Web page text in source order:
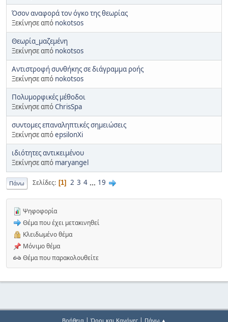
Όσον αναφορά τον όγκο της θεωρίας
Ξεκίνησε από nokotsos
Θεωρία_μαζεμένη
Ξεκίνησε από nokotsos
Αντιστροφή συνθήκης σε διάγραμμα ροής
Ξεκίνησε από nokotsos
Πολυμορφικές μέθοδοι
Ξεκίνησε απόChrisSpa
συντομες επαναληπτικές σημειώσεις
Ξεκίνησε απόepsilonXi
ιδιότητες αντικειμένου
Ξεκίνησε από maryangel
Πάνω Σελίδες 1 2 3 4 ... 19
Ψηφοφορία
Θέμα που έχει μετακινηθεί
Κλειδωμένο θέμα
Μόνιμο θέμα
Θέμα που παρακολουθείτε
Βοήθεια | Όροι και Κανόνες| Πάνω ▲